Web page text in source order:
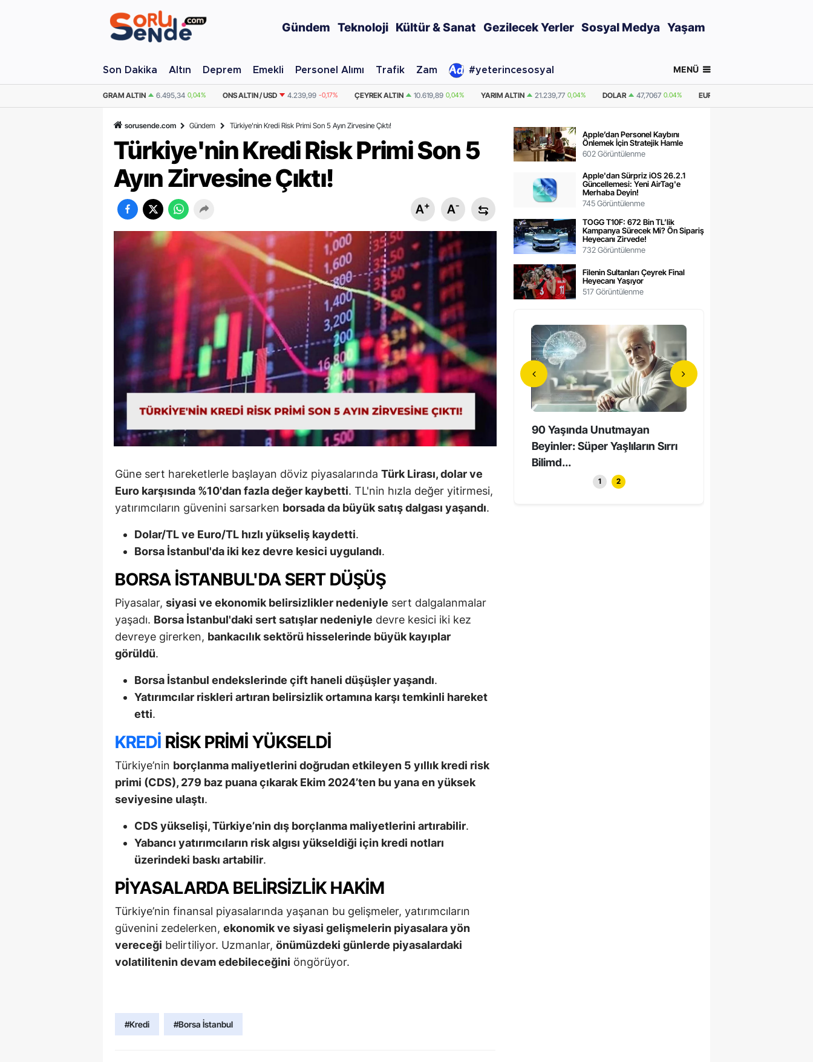
Gündem Teknoloji Kültür & Sanat Gezilecek Yerler Sosyal Medya Yaşam
Son Dakika Altın Deprem Emekli Personel Alımı Trafik Zam #yeterincesosyal MENÜ
ONS ALTIN / USD 4.239,99 -0,17% ÇEYREK ALTIN 10.619,89 0,04% YARIM ALTIN 21.239,77 0,04% DOLAR 47,7067 0.04% EURO 55,0657 -0.13% GRAM ALTIN
sorusende.com Gündem Türkiye'nin Kredi Risk Primi Son 5 Ayın Zirvesine Çıktı!
Türkiye'nin Kredi Risk Primi Son 5
Ayın Zirvesine Çıktı!
A+ A-
Güne sert hareketlerle başlayan döviz piyasalarında Türk Lirası, dolar ve
Euro karşısında %10'dan fazla değer kaybetti. TL'nin hızla değer yitirmesi,
yatırımcıların güvenini sarsarken borsada da büyük satış dalgası yaşandı.
Dolar/TL ve Euro/TL hızlı yükseliş kaydetti.
Borsa İstanbul'da iki kez devre kesici uygulandı.
BORSA İSTANBUL'DA SERT DÜŞÜŞ
Piyasalar, siyasi ve ekonomik belirsizlikler nedeniyle sert dalgalanmalar
yaşadı. Borsa İstanbul'daki sert satışlar nedeniyle devre kesici iki kez
devreye girerken, bankacılık sektörü hisselerinde büyük kayıplar
görüldü.
Borsa İstanbul endekslerinde çift haneli düşüşler yaşandı.
Yatırımcılar riskleri artıran belirsizlik ortamına karşı temkinli hareket
etti.
KREDI RISK PRIMI YÜKSELDI
Türkiye’nin borçlanma maliyetlerini doğrudan etkileyen 5 yıllık kredi risk
primi (CDS), 279 baz puana çıkarak Ekim 2024’ten bu yana en yüksek
seviyesine ulaştı.
CDS yükselişi, Türkiye’nin dış borçlanma maliyetlerini artırabilir.
Yabancı yatırımcıların risk algısı yükseldiği için kredi notları
üzerindeki baskı artabilir.
PIYASALARDA BELIRSIZLIK HAKIM
Türkiye’nin finansal piyasalarında yaşanan bu gelişmeler, yatırımcıların
güvenini zedelerken, ekonomik ve siyasi gelişmelerin piyasalara yön
vereceği belirtiliyor. Uzmanlar, önümüzdeki günlerde piyasalardaki
volatilitenin devam edebileceğini öngörüyor.
#Kredi #Borsa İstanbul
Apple’dan Personel Kaybını
Önlemek İçin Stratejik Hamle
602 Görüntülenme
Apple'dan Sürpriz iOS 26.2.1
Güncellemesi: Yeni AirTag'e
Merhaba Deyin!
745 Görüntülenme
TOGG T10F: 672 Bin TL’lik
Kampanya Sürecek Mi? Ön Sipariş
Heyecanı Zirvede!
732 Görüntülenme
Filenin Sultanları Çeyrek Final
Heyecanı Yaşıyor
517 Görüntülenme
90 Yaşında Unutmayan
Beyinler: Süper Yaşlıların Sırrı
Hollywood’un Yerli Yıldızı 73
Yaşında Hayatını Kaybetti
90 Yaşında Unutmayan
Beyinler: Süper Yaşlıların Sırrı
Bilimd...
1 2